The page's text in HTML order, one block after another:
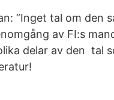
”Inget tal om den
av FI:s
delar av den tal